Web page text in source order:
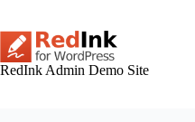
content
RedInk Admin Demo Site